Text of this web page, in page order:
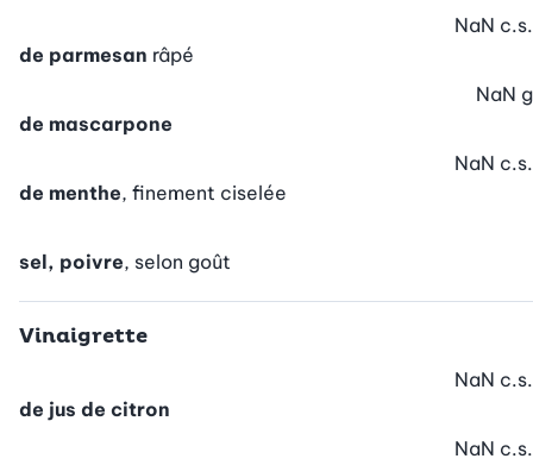
de parmesan râpé
NaN c.s.
de mascarpone
NaN g
de menthe, finement ciselée
NaN c.s.
sel, poivre, selon goût
Vinaigrette
de jus de citron
NaN c.s.
NaN c.s.